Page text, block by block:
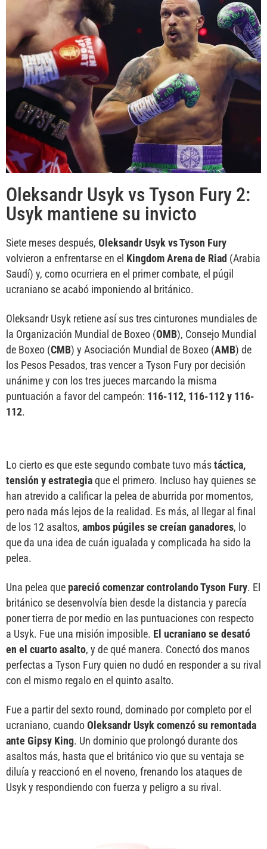
Oleksandr Usyk vs Tyson Fury 2:
Usyk mantiene su invicto
Siete meses después, Oleksandr Usyk vs Tyson Fury
volvieron a enfrentarse en el Kingdom Arena de Riad (Arabia
Saudí) y, como ocurriera en el primer combate, el púgil
ucraniano se acabó imponiendo al británico.
Oleksandr Usyk retiene así sus tres cinturones mundiales de
la Organización Mundial de Boxeo (OMB), Consejo Mundial
de Boxeo (CMB) y Asociación Mundial de Boxeo (AMB) de
los Pesos Pesados, tras vencer a Tyson Fury por decisión
unánime y con los tres jueces marcando la misma
puntuación a favor del campeón: 116-112, 116-112 y 116-
112.
Lo cierto es que este segundo combate tuvo mástáctica,
tensión y estrategiaque el primero. Incluso hay quienes se
han atrevido a calificar la pelea de aburrida por momentos,
pero nada más lejos de la realidad. Es más, al llegar al final
de los 12 asaltos, ambos púgiles se creían ganadores, lo
que da una idea de cuán igualada y complicada ha sido la
pelea.
Una pelea que pareció comenzar controlando Tyson Fury. El
británico se desenvolvía bien desde la distancia y parecía
poner tierra de por medio en las puntuaciones con respecto
a Usyk. Fue una misión imposible. El ucraniano se desató
en el cuarto asalto, y de qué manera. Conectó dos manos
perfectas a Tyson Fury quien no dudó en responder a su rival
con el mismo regalo en el quinto asalto.
Fue a partir del sexto round, dominado por completo por el
ucraniano, cuandoOleksandr Usyk comenzó su remontada
ante Gipsy King. Un dominio que prolongó durante dos
asaltos más, hasta que el británico vio que su ventaja se
diluía y reaccionó en el noveno, frenando los ataques de
Usyk y respondiendo con fuerza y peligro a su rival.